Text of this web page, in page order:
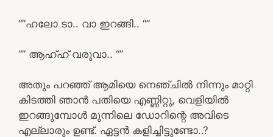
“”ഹലോ ടാ.. വാ ഇറങ്ങി.. “”
“” ആഹ്ഹ് വരുവാ.. “”
അതും പറഞ്ഞ് ആമിയെ നെഞ്ചിൽ നിന്നും മാറ്റി
കിടത്തി ഞാൻ പതിയെ എണ്ണിറ്റു, വെളിയിൽ
ഇറങ്ങുമ്പോൾ മുന്നിലെ ഡോറിന്റെ അവിടെ
എല്ലാരും ഉണ്ട്. ഏട്ടൻ കളിച്ചിട്ടുണ്ടോ..?